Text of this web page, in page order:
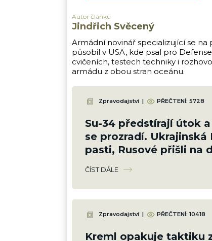
Autor článku
Jindřich Svěcený
Armádní novinář specializující se
působil v USA, kde psal pro
cvičeních, testech techniky i
armádu z obou stran oceánu.
Zpravodajství | PŘEČTENÍ: 5728
Su-34 předstírají útok
se prozradí. Ukrajinská
pasti, Rusové přišli na
taktiku
ČÍST DÁLE
Zpravodajství | PŘEČTENÍ: 10418
Kreml opakuje taktiku